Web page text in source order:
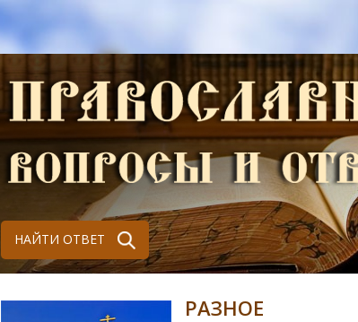
НАЙТИ ОТВЕТ
РАЗНОЕ